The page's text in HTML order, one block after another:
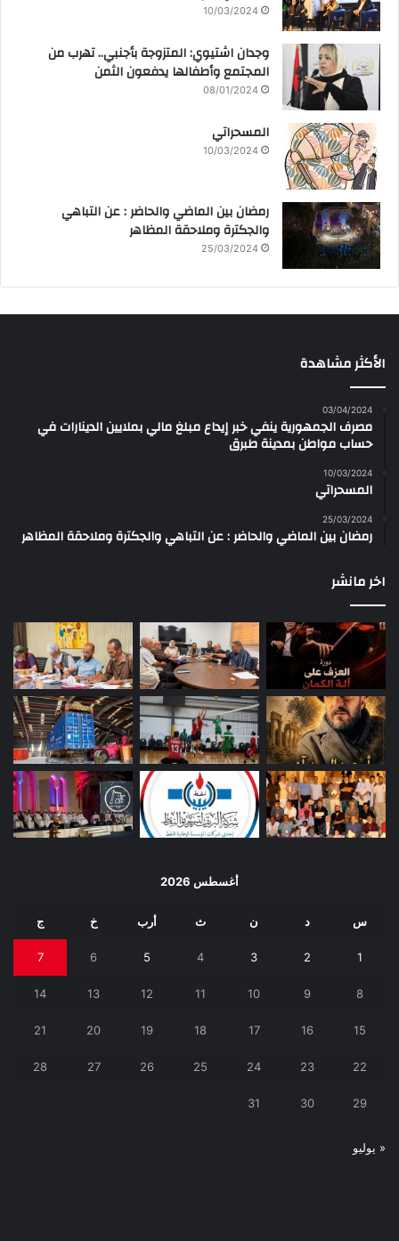
10/03/2024
وجدان اشتيوي: المتزوجة بأجنبي.. تهرب من
المجتمع وأطفالها يدفعون الثمن
08/01/2024
المسحراتي
10/03/2024
رمضان بين الماضي والحاضر : عن التباهي
والجكترة وملاحقة المظاهر
25/03/2024
الأكثر مشاهدة
03/04/2024
مصرف الجمهورية ينفي خبر إيداع مبلغ مالي بملايين الدينارات في
حساب مواطن بمدينة طبرق
10/03/2024
المسحراتي
25/03/2024
رمضان بين الماضي والحاضر : عن التباهي والجكترة وملاحقة المظاهر
اخر مانشر
أغسطس 2026
س د ن ث أرب خ ج
1
2
3
4
5
6
7
8
9
10
11
12
13
14
15
16
17
18
19
20
21
22
23
24
25
26
27
28
29
30
31
« يوليو